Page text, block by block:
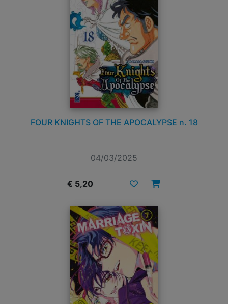
FOUR KNIGHTS OF THE APOCALYPSE n. 18
04/03/2025
€ 5,20